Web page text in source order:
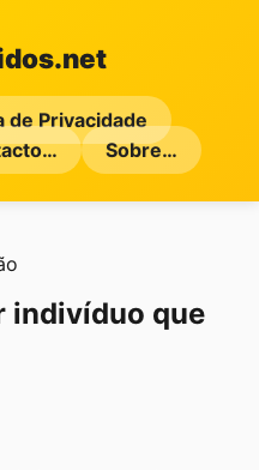
de Privacidade
Sobre…
indivíduo que